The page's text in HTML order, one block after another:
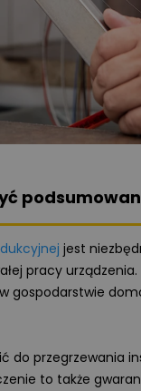
jest
pracy
gospodarstwie
do przegrzewania
to także